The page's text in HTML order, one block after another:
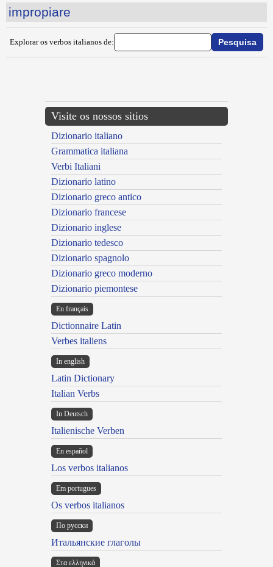
impropiare
Explorar os verbos italianos de:
Visite os nossos sitios
Dizionario italiano
Grammatica italiana
Verbi Italiani
Dizionario latino
Dizionario greco antico
Dizionario francese
Dizionario inglese
Dizionario tedesco
Dizionario spagnolo
Dizionario greco moderno
Dizionario piemontese
En français
Dictionnaire Latin
Verbes italiens
In english
Latin Dictionary
Italian Verbs
In Deutsch
Italienische Verben
En español
Los verbos italianos
Em portugues
Os verbos italianos
По русски
Итальянские глаголы
Στα ελληνικά